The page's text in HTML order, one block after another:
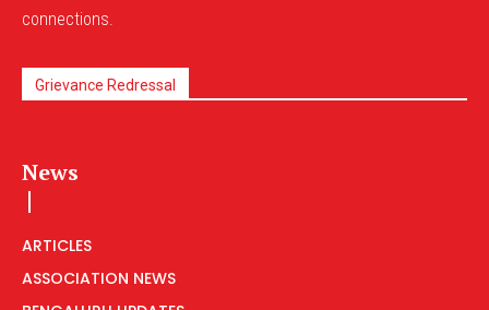
connections.
Grievance Redressal
News
ARTICLES
ASSOCIATION NEWS